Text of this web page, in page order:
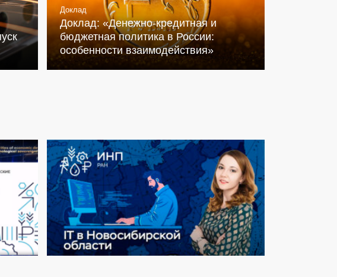
Доклад
Доклад: «Денежно-кредитная и
бюджетная политика в России:
особенности взаимодействия»